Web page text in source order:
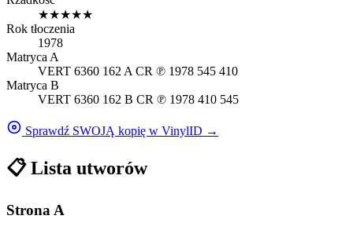
★★★★★
Rok tłoczenia
1978
Matryca A
VERT 6360 162 A CR ℗ 1978 545 410
Matryca B
VERT 6360 162 B CR ℗ 1978 410 545
Sprawdź SWOJĄ kopię w VinylID →
📋Lista utworów
Strona A